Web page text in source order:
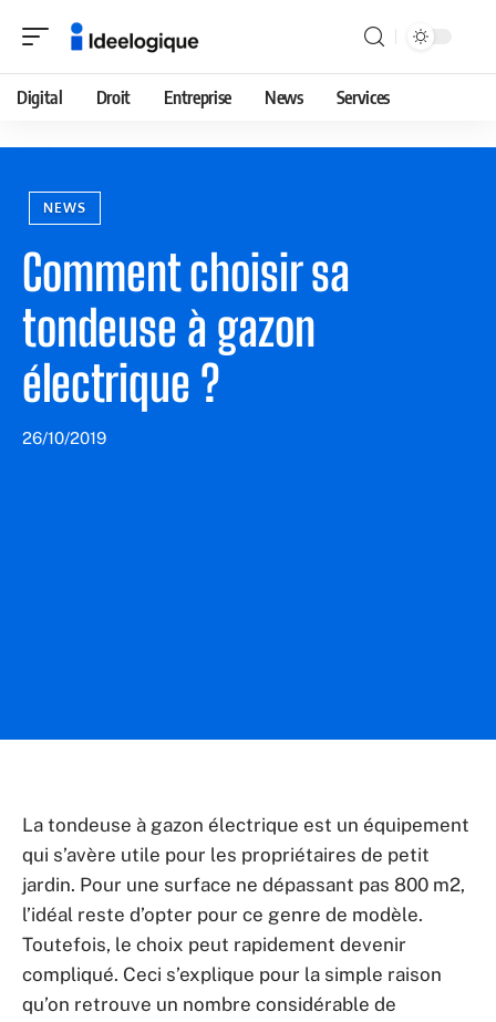
Digital Droit Entreprise News Services
NEWS
Comment choisir sa
tondeuse à gazon
électrique ?
26/10/2019
La tondeuse à gazon électrique est un équipement
qui s’avère utile pour les propriétaires de petit
jardin. Pour une surface ne dépassant pas 800 m2,
l’idéal reste d’opter pour ce genre de modèle.
Toutefois, le choix peut rapidement devenir
compliqué. Ceci s’explique pour la simple raison
qu’on retrouve un nombre considérable de